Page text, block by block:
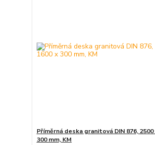
Příměrná deska granitová DIN 876, 2500
300 mm, KM